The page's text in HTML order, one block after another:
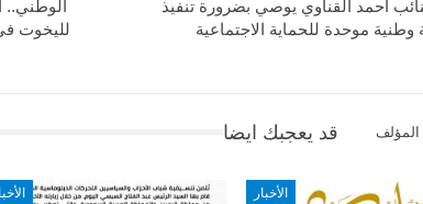
الوطني..
لليخوت
أحمد القناوي يوصي بضرورة تنفيذ
وطنية موحدة للحماية الاجتماعية
قد يعجبك ايضا
الأخبار